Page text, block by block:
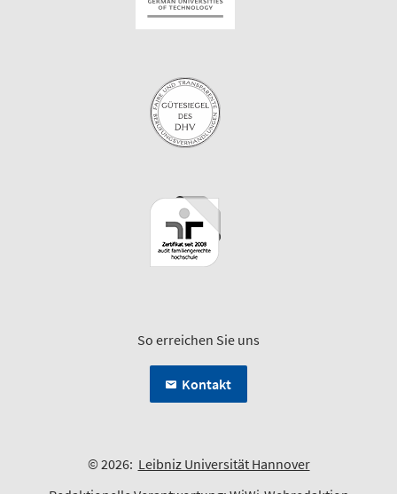
So erreichen Sie uns
Kontakt
© 2026: Leibniz Universität Hannover